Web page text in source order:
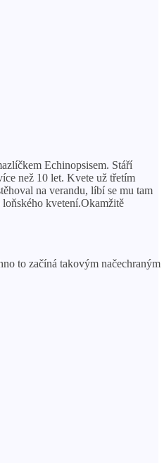
Echinopsisem. Stáří
než 10 let. Kvete už třetím
na verandu, líbí se mu tam
kvetení.Okamžitě
to začíná takovým načechraným